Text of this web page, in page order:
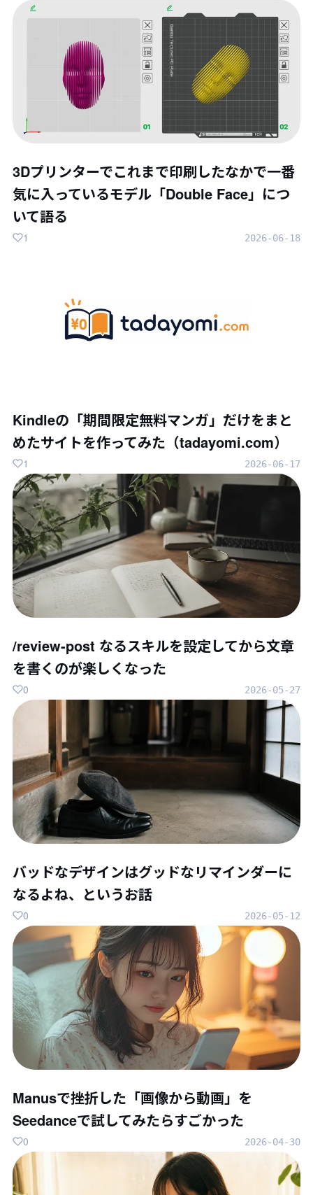
3Dプリンターでこれまで印刷したなかで一番
気に入っているモデル「Double Face」につ
いて語る
2026-06-18
1
Kindleの「期間限定無料マンガ」だけをまと
めたサイトを作ってみた（tadayomi.com）
2026-06-17
1
/review-post なるスキルを設定してから文章
を書くのが楽しくなった
2026-05-27
0
バッドなデザインはグッドなリマインダーに
なるよね、というお話
2026-05-12
0
Manusで挫折した「画像から動画」を
Seedanceで試してみたらすごかった
2026-04-30
0